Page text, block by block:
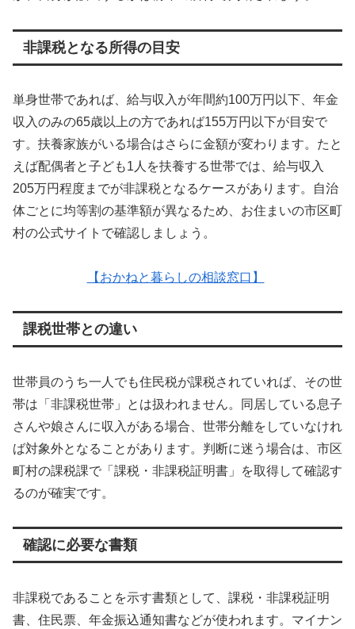
非課税となる所得の目安
単身世帯であれば、給与収入が年間約100万円以下、年金
収入のみの65歳以上の方であれば155万円以下が目安で
す。扶養家族がいる場合はさらに金額が変わります。たと
えば配偶者と子ども1人を扶養する世帯では、給与収入
205万円程度までが非課税となるケースがあります。自治
体ごとに均等割の基準額が異なるため、お住まいの市区町
村の公式サイトで確認しましょう。
【おかねと暮らしの相談窓口】
課税世帯との違い
世帯員のうち一人でも住民税が課税されていれば、その世
帯は「非課税世帯」とは扱われません。同居している息子
さんや娘さんに収入がある場合、世帯分離をしていなけれ
ば対象外となることがあります。判断に迷う場合は、市区
町村の課税課で「課税・非課税証明書」を取得して確認す
るのが確実です。
確認に必要な書類
非課税であることを示す書類として、課税・非課税証明
書、住民票、年金振込通知書などが使われます。マイナン